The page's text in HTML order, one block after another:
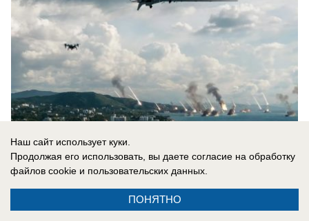
07.08.2026
В России
Наш сайт использует куки.
Продолжая его использовать, вы даете согласие на обработку
файлов cookie и пользовательских данных.
ПОНЯТНО